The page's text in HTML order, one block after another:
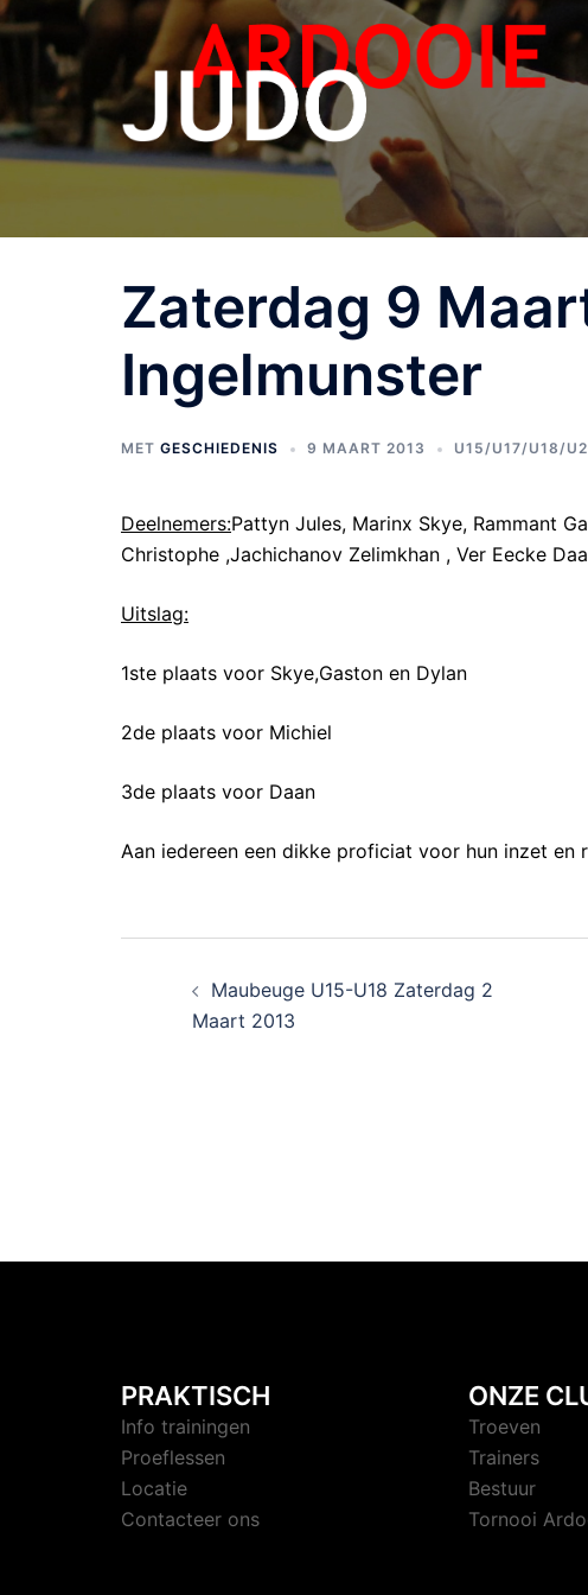
Zaterdag 9
Ingelmunster
MET GESCHIEDENIS 9 MAART 2013 U15/U17/U18/
Deelnemers:Pattyn Jules, Marinx Skye, Rammant
Christophe ,Jachichanov Zelimkhan , Ver Eecke
Uitslag:
1ste plaats voor Skye,Gaston en Dylan
2de plaats voor Michiel
3de plaats voor Daan
Aan iedereen een dikke proficiat voor hun inzet en
Maubeuge U15-U18 Zaterdag 2
Maart 2013
PRAKTISCH
Info trainingen
Proeflessen
Locatie
Contacteer ons
ONZE
Troeven
Trainers
Bestuur
Tornooi